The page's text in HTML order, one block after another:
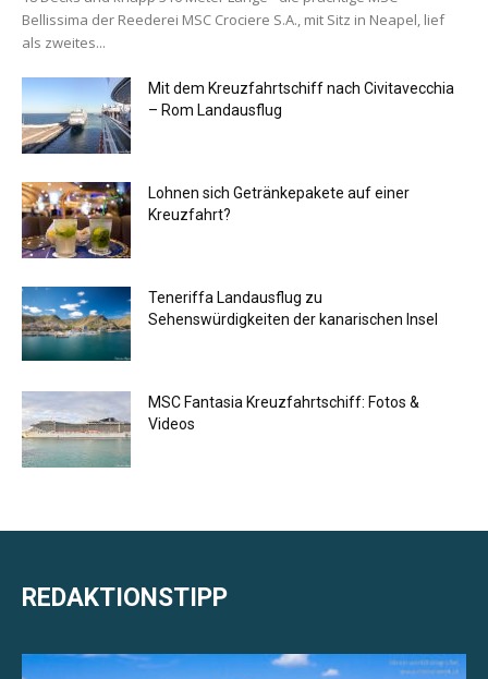
Bellissima der Reederei MSC Crociere S.A., mit Sitz in Neapel, lief
als zweites...
Mit dem Kreuzfahrtschiff nach Civitavecchia
– Rom Landausflug
Lohnen sich Getränkepakete auf einer
Kreuzfahrt?
Teneriffa Landausflug zu
Sehenswürdigkeiten der kanarischen Insel
MSC Fantasia Kreuzfahrtschiff: Fotos &
Videos
REDAKTIONSTIPP